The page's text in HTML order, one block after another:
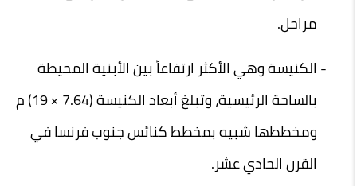
مراحل.
الكنيسة وهي الأكثر ارتفاعاً بين الأبنية المحيطة
بالساحة الرئيسية، وتبلغ أبعاد الكنيسة (7.64 × 19) م
ومخططها شبيه بمخطط كنائس جنوب فرنسا في
القرن الحادي عشر.